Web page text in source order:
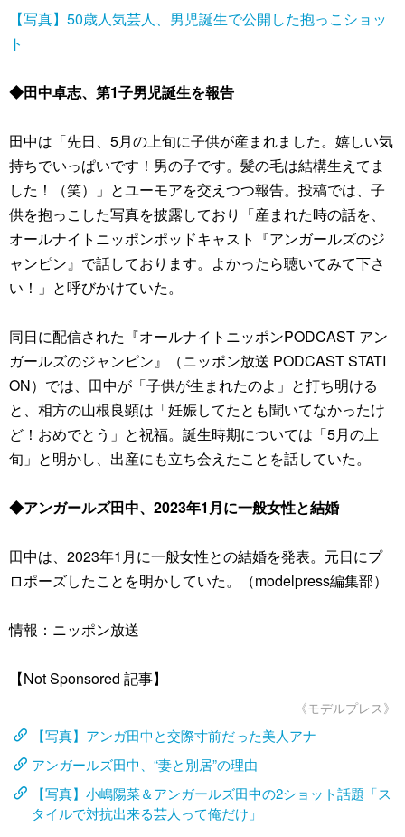
【写真】50歳人気芸人、男児誕生で公開した抱っこショッ
ト
◆田中卓志、第1子男児誕生を報告
田中は「先日、5月の上旬に子供が産まれました。嬉しい気
持ちでいっぱいです！男の子です。髪の毛は結構生えてま
した！（笑）」とユーモアを交えつつ報告。投稿では、子
供を抱っこした写真を披露しており「産まれた時の話を、
オールナイトニッポンポッドキャスト『アンガールズのジ
ャンピン』で話しております。よかったら聴いてみて下さ
い！」と呼びかけていた。
同日に配信された『オールナイトニッポンPODCAST アン
ガールズのジャンピン』（ニッポン放送 PODCAST STATI
ON）では、田中が「子供が生まれたのよ」と打ち明ける
と、相方の山根良顕は「妊娠してたとも聞いてなかったけ
ど！おめでとう」と祝福。誕生時期については「5月の上
旬」と明かし、出産にも立ち会えたことを話していた。
◆アンガールズ田中、2023年1月に一般女性と結婚
田中は、2023年1月に一般女性との結婚を発表。元日にプ
ロポーズしたことを明かしていた。（modelpress編集部）
情報：ニッポン放送
【Not Sponsored 記事】
《モデルプレス》
【写真】アンガ田中と交際寸前だった美人アナ
アンガールズ田中、“妻と別居”の理由
【写真】小嶋陽菜＆アンガールズ田中の2ショット話題「ス
タイルで対抗出来る芸人って俺だけ」